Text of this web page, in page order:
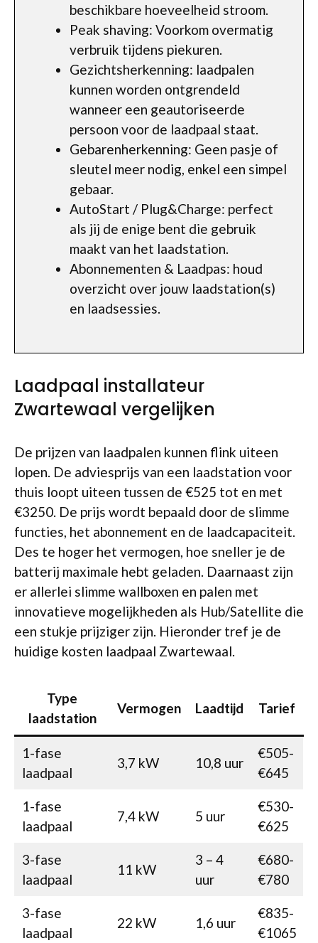
beschikbare hoeveelheid stroom.
Peak shaving: Voorkom overmatig
verbruik tijdens piekuren.
Gezichtsherkenning: laadpalen
kunnen worden ontgrendeld
wanneer een geautoriseerde
persoon voor de laadpaal staat.
Gebarenherkenning: Geen pasje of
sleutel meer nodig, enkel een simpel
gebaar.
AutoStart / Plug&Charge: perfect
als jij de enige bent die gebruik
maakt van het laadstation.
Abonnementen & Laadpas: houd
overzicht over jouw laadstation(s)
en laadsessies.
Laadpaal installateur
Zwartewaal vergelijken
De prijzen van laadpalen kunnen flink uiteen
lopen. De adviesprijs van een laadstation voor
thuis loopt uiteen tussen de €525 tot en met
€3250. De prijs wordt bepaald door de slimme
functies, het abonnement en de laadcapaciteit.
Des te hoger het vermogen, hoe sneller je de
batterij maximale hebt geladen. Daarnaast zijn
er allerlei slimme wallboxen en palen met
innovatieve mogelijkheden als Hub/Satellite die
een stukje prijziger zijn. Hieronder tref je de
huidige kosten laadpaal Zwartewaal.
Type
laadstation
Vermogen Laadtijd Tarief
1-fase
laadpaal
3,7 kW 10,8 uur
€505-
€645
1-fase
laadpaal
7,4 kW 5 uur
€530-
€625
3-fase
laadpaal
11 kW
3 – 4
uur
€680-
€780
3-fase
laadpaal
22 kW 1,6 uur
€835-
€1065